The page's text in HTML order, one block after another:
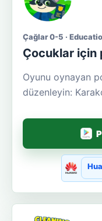
Çağlar 0-5 ·
Çocuklar için
Oyunu oynayan
düzenleyin: